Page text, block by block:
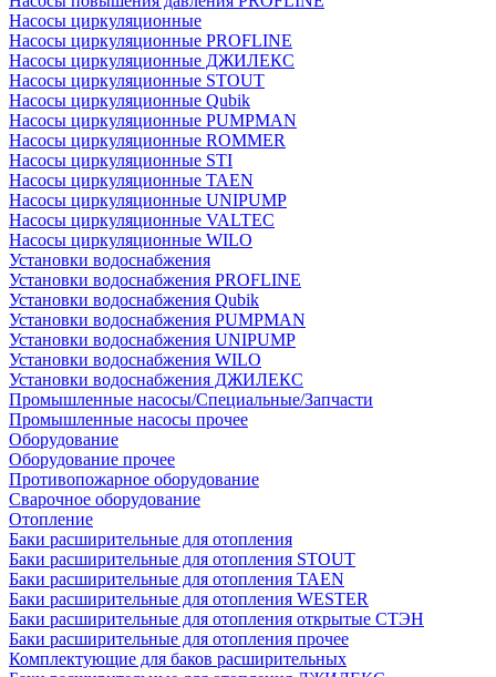
Насосы циркуляционные
Насосы циркуляционные PROFLINE
Насосы циркуляционные ДЖИЛЕКС
Насосы циркуляционные STOUT
Насосы циркуляционные Qubik
Насосы циркуляционные PUMPMAN
Насосы циркуляционные ROMMER
Насосы циркуляционные STI
Насосы циркуляционные TAEN
Насосы циркуляционные UNIPUMP
Насосы циркуляционные VALTEC
Насосы циркуляционные WILO
Установки водоснабжения
Установки водоснабжения PROFLINE
Установки водоснабжения Qubik
Установки водоснабжения PUMPMAN
Установки водоснабжения UNIPUMP
Установки водоснабжения WILO
Установки водоснабжения ДЖИЛЕКС
Промышленные насосы/Специальные/Запчасти
Промышленные насосы прочее
Оборудование
Оборудование прочее
Противопожарное оборудование
Сварочное оборудование
Отопление
Баки расширительные для отопления
Баки расширительные для отопления STOUT
Баки расширительные для отопления TAEN
Баки расширительные для отопления WESTER
Баки расширительные для отопления открытые СТЭН
Баки расширительные для отопления прочее
Комплектующие для баков расширительных